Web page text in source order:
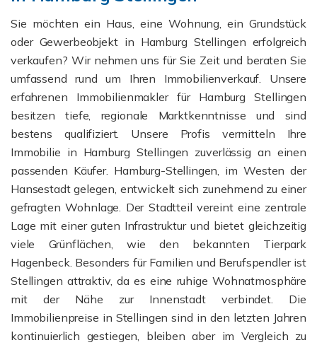
Sie möchten ein Haus, eine Wohnung, ein Grundstück
oder Gewerbeobjekt in Hamburg Stellingen erfolgreich
verkaufen? Wir nehmen uns für Sie Zeit und beraten Sie
umfassend rund um Ihren Immobilienverkauf. Unsere
erfahrenen Immobilienmakler für Hamburg Stellingen
besitzen tiefe, regionale Marktkenntnisse und sind
bestens qualifiziert. Unsere Profis vermitteln Ihre
Immobilie in Hamburg Stellingen zuverlässig an einen
passenden Käufer. Hamburg-Stellingen, im Westen der
Hansestadt gelegen, entwickelt sich zunehmend zu einer
gefragten Wohnlage. Der Stadtteil vereint eine zentrale
Lage mit einer guten Infrastruktur und bietet gleichzeitig
viele Grünflächen, wie den bekannten Tierpark
Hagenbeck. Besonders für Familien und Berufspendler ist
Stellingen attraktiv, da es eine ruhige Wohnatmosphäre
mit der Nähe zur Innenstadt verbindet. Die
Immobilienpreise in Stellingen sind in den letzten Jahren
kontinuierlich gestiegen, bleiben aber im Vergleich zu